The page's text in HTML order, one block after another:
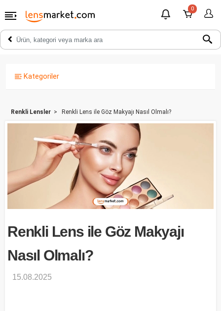
0
Kategoriler
Renkli Lensler Renkli Lens ile Göz Makyajı Nasıl Olmalı?
Renkli Lens ile Göz Makyajı
Nasıl Olmalı?
15.08.2025